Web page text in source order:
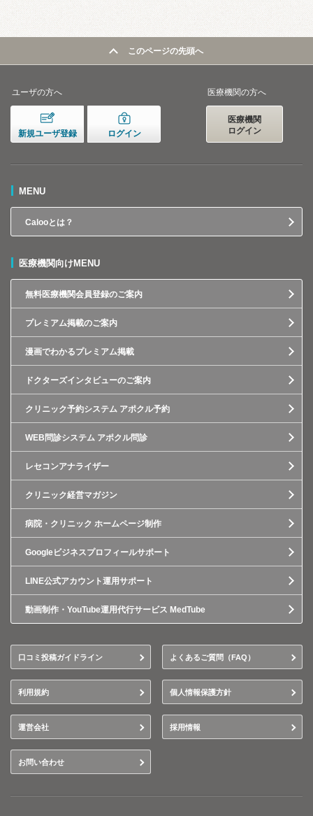
このページの先頭へ
ユーザの方へ
新規ユーザ登録 ログイン
医療機関の方へ
医療機関
ログイン
MENU
Calooとは？
医療機関向けMENU
無料医療機関会員登録のご案内
プレミアム掲載のご案内
漫画でわかるプレミアム掲載
ドクターズインタビューのご案内
クリニック予約システム アポクル予約
WEB問診システム アポクル問診
レセコンアナライザー
クリニック経営マガジン
病院・クリニック ホームページ制作
Googleビジネスプロフィールサポート
LINE公式アカウント運用サポート
動画制作・YouTube運用代行サービス MedTube
口コミ投稿ガイドライン よくあるご質問（FAQ）
利用規約 個人情報保護方針
運営会社 採用情報
お問い合わせ